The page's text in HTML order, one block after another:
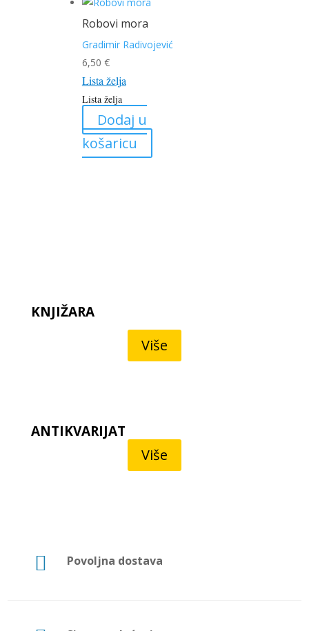
Robovi mora
Gradimir Radivojević
6,50 €
Lista želja
Lista želja
Dodaj u
košaricu
KNJIŽARA
Više
ANTIKVARIJAT
Više
 Povoljna dostava